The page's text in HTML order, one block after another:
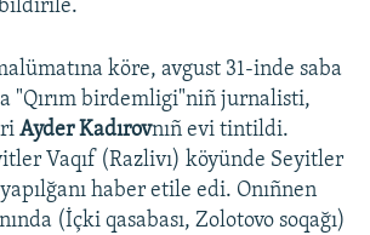
bildirile.
köre, avgust 31-inde saba
"Qırım birdemligi"niñ jurnalisti,
Ayder Kadırovnıñ evi tintildi.
Vaqıf (Razlivı) köyünde Seyitler
haber etile edi. Onıñnen
(İçki qasabası, Zolotovo soqağı)